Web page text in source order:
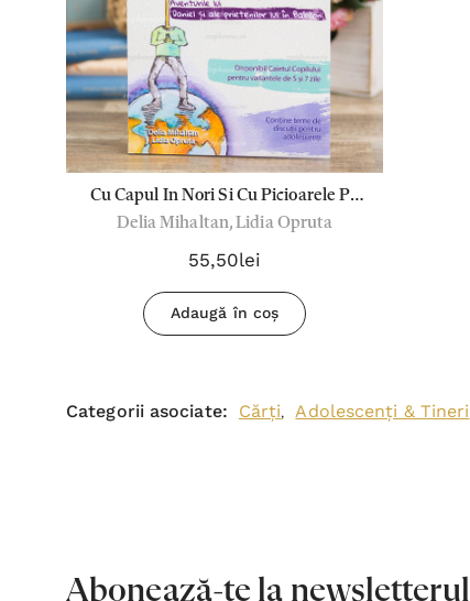
Cu Capul In Nori Si Cu Picioarele Pe
Pamant
Delia Mihaltan, Lidia Opruta
55,50lei
Adaugă în coș
Categorii asociate: Cărți, Adolescenți & Tineri
Abonează-te la newsletterul